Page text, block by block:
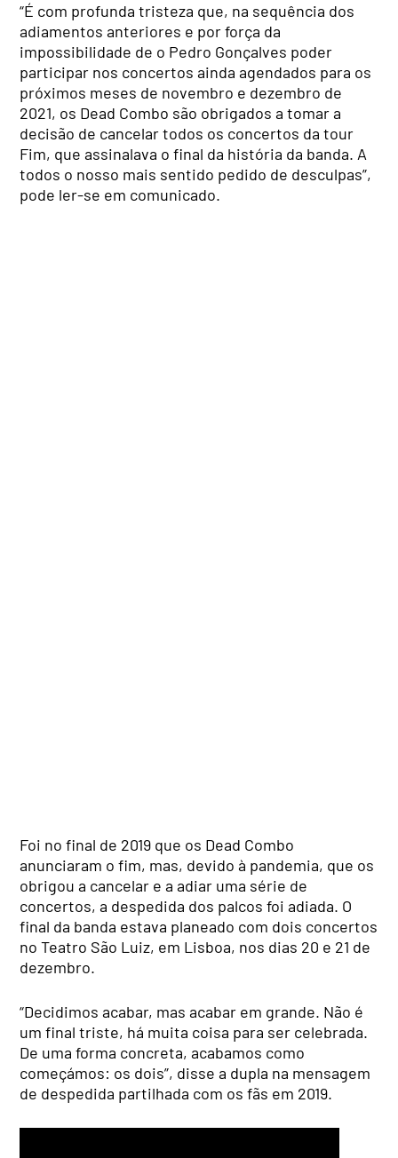
“É com profunda tristeza que, na sequência dos
adiamentos anteriores e por força da
impossibilidade de o Pedro Gonçalves poder
participar nos concertos ainda agendados para os
próximos meses de novembro e dezembro de
2021, os Dead Combo são obrigados a tomar a
decisão de cancelar todos os concertos da tour
Fim, que assinalava o final da história da banda. A
todos o nosso mais sentido pedido de desculpas”,
pode ler-se em comunicado.
Foi no final de 2019 que os Dead Combo
anunciaram o fim, mas, devido à pandemia, que os
obrigou a cancelar e a adiar uma série de
concertos, a despedida dos palcos foi adiada. O
final da banda estava planeado com dois concertos
no Teatro São Luiz, em Lisboa, nos dias 20 e 21 de
dezembro.
“Decidimos acabar, mas acabar em grande. Não é
um final triste, há muita coisa para ser celebrada.
De uma forma concreta, acabamos como
começámos: os dois”, disse a dupla na mensagem
de despedida partilhada com os fãs em 2019.